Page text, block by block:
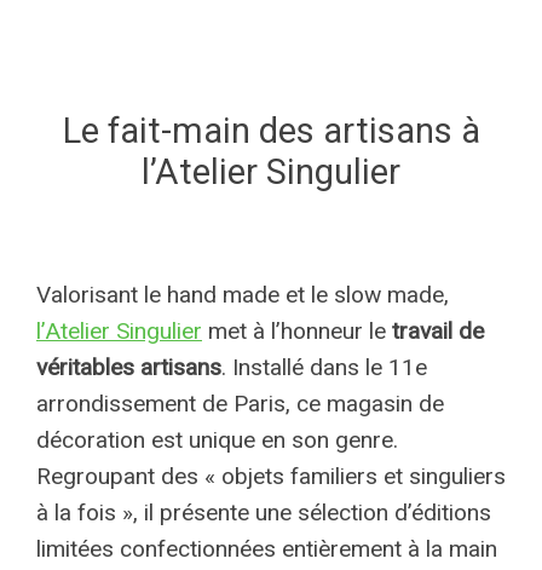
Le fait-main des artisans à
l’Atelier Singulier
Valorisant le hand made et le slow made,
l’Atelier Singulier met à l’honneur le travail de
véritables artisans. Installé dans le 11e
arrondissement de Paris, ce magasin de
décoration est unique en son genre.
Regroupant des « objets familiers et singuliers
à la fois », il présente une sélection d’éditions
limitées confectionnées entièrement à la main